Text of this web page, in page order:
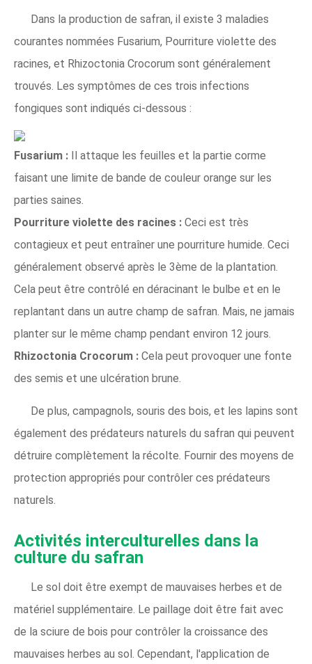
Dans la production de safran, il existe 3 maladies
courantes nommées Fusarium, Pourriture violette des
racines, et Rhizoctonia Crocorum sont généralement
trouvés. Les symptômes de ces trois infections
fongiques sont indiqués ci-dessous :
Fusarium : Il attaque les feuilles et la partie corme
faisant une limite de bande de couleur orange sur les
parties saines.
Pourriture violette des racines : Ceci est très
contagieux et peut entraîner une pourriture humide. Ceci
généralement observé après le 3ème de la plantation.
Cela peut être contrôlé en déracinant le bulbe et en le
replantant dans un autre champ de safran. Mais, ne jamais
planter sur le même champ pendant environ 12 jours.
Rhizoctonia Crocorum : Cela peut provoquer une fonte
des semis et une ulcération brune.
De plus, campagnols, souris des bois, et les lapins sont
également des prédateurs naturels du safran qui peuvent
détruire complètement la récolte. Fournir des moyens de
protection appropriés pour contrôler ces prédateurs
naturels.
Activités interculturelles dans la
culture du safran
Le sol doit être exempt de mauvaises herbes et de
matériel supplémentaire. Le paillage doit être fait avec
de la sciure de bois pour contrôler la croissance des
mauvaises herbes au sol. Cependant, l'application de